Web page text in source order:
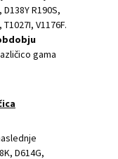
R190S,
T1027I, V1176F.
gama
D614G,